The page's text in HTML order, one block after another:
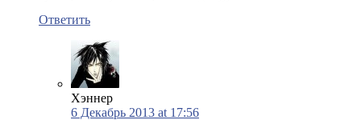
Ответить
Хэннер
6 Декабрь 2013 at 17:56